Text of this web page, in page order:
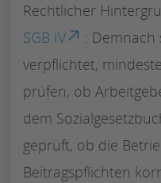
Rechtlicher
SGB IV
: Demnach
verpflichtet,
prüfen, ob
dem
geprüft, ob die
Beitragspflichten